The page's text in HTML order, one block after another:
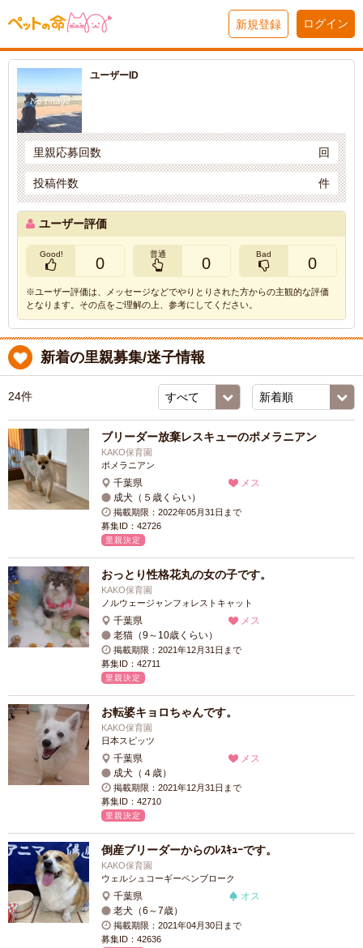
新規登録 ログイン
ユーザーID
里親応募回数 回
投稿件数 件
ユーザー評価
Good!
0
普通
0
Bad
0
※ユーザー評価は、メッセージなどでやりとりされた方からの主観的な評価
となります。その点をご理解の上、参考にしてください。
新着の里親募集/迷子情報
24件
ブリーダー放棄レスキューのポメラニアン
KAKO保育園
ポメラニアン
千葉県
メス
成犬（５歳くらい）
掲載期限：2022年05月31日まで
募集ID：42726
里親決定
おっとり性格花丸の女の子です。
KAKO保育園
ノルウェージャンフォレストキャット
千葉県
メス
老猫（9～10歳くらい）
掲載期限：2021年12月31日まで
募集ID：42711
里親決定
お転婆キョロちゃんです。
KAKO保育園
日本スピッツ
千葉県
メス
成犬（４歳）
掲載期限：2021年12月31日まで
募集ID：42710
里親決定
倒産ブリーダーからのﾚｽｷｭｰです。
KAKO保育園
ウェルシュコーギーペンブローク
千葉県
オス
老犬（6～7歳）
掲載期限：2021年04月30日まで
募集ID：42636